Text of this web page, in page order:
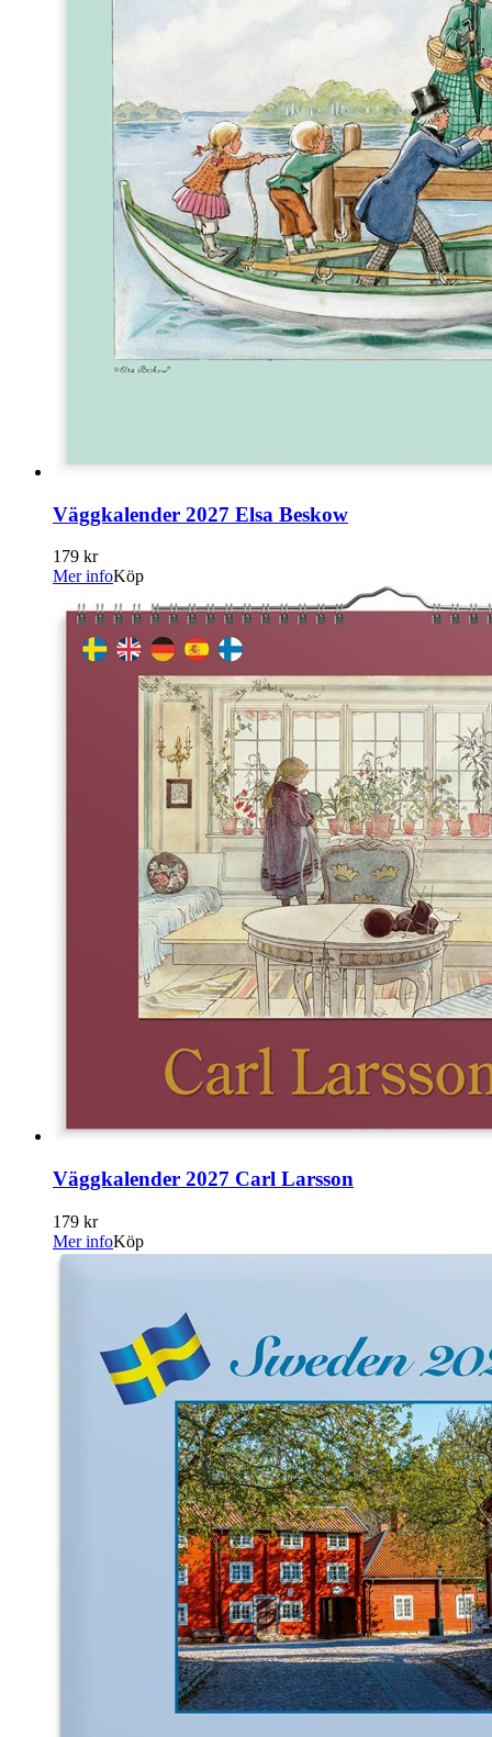
Väggkalender 2027 Elsa Beskow
179 kr
Mer infoKöp
Väggkalender 2027 Carl Larsson
179 kr
Mer infoKöp